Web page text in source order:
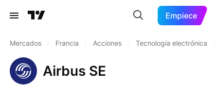
Empiece
Mercados Francia Acciones Tecnología electrónica
Airbus SE